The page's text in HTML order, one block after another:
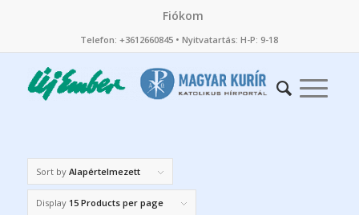
Fiókom
Telefon: +3612660845 • Nyitvatartás: H-P: 9-18
Sort by Alapértelmezett
Display 15 Products per page